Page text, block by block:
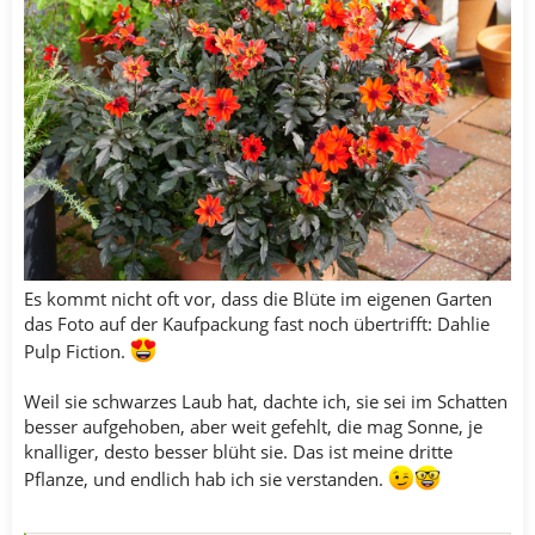
Es kommt nicht oft vor, dass die Blüte im eigenen Garten
das Foto auf der Kaufpackung fast noch übertrifft: Dahlie
Pulp Fiction.
Weil sie schwarzes Laub hat, dachte ich, sie sei im Schatten
besser aufgehoben, aber weit gefehlt, die mag Sonne, je
knalliger, desto besser blüht sie. Das ist meine dritte
Pflanze, und endlich hab ich sie verstanden.